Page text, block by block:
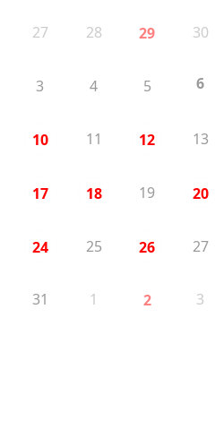
27 28 29 30
3 4 5 6
10 11 12 13
17 18 19 20
24 25 26 27
31 1 2 3